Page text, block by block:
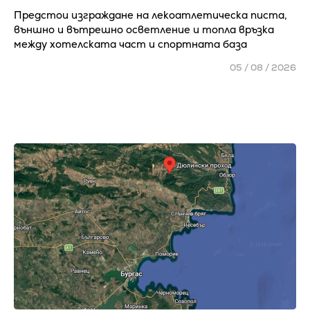
Предстои изграждане на лекоатлетическа писта,
външно и вътрешно осветление и топла връзка
между хотелската част и спортната база
05 / 08 / 2026